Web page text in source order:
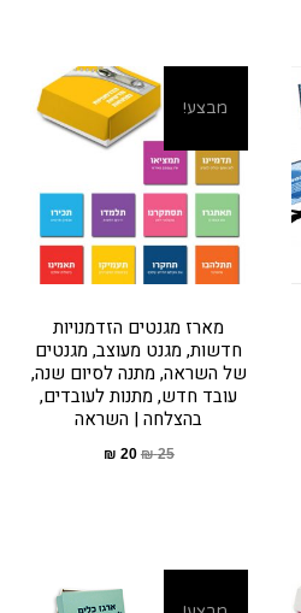
מבצע!
מארז מגנטים הזדמנויות
חדשות, מגנט מעוצב, מגנטים
של השראה, מתנה לסיום שנה,
עובד חדש, מתנות לעובדים,
בהצלחה | השראה
25
₪
20
₪